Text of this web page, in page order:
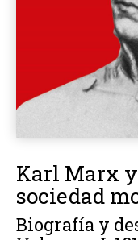
Karl Marx
sociedad
Biografía y